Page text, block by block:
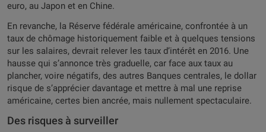
euro, au Japon et en Chine.
En revanche, la Réserve fédérale américaine, confrontée à un
taux de chômage historiquement faible et à quelques tensions
sur les salaires, devrait relever les taux d’intérêt en 2016. Une
hausse qui s’annonce très graduelle, car face aux taux au
plancher, voire négatifs, des autres Banques centrales, le dollar
risque de s’apprécier davantage et mettre à mal une reprise
américaine, certes bien ancrée, mais nullement spectaculaire.
Des risques à surveiller